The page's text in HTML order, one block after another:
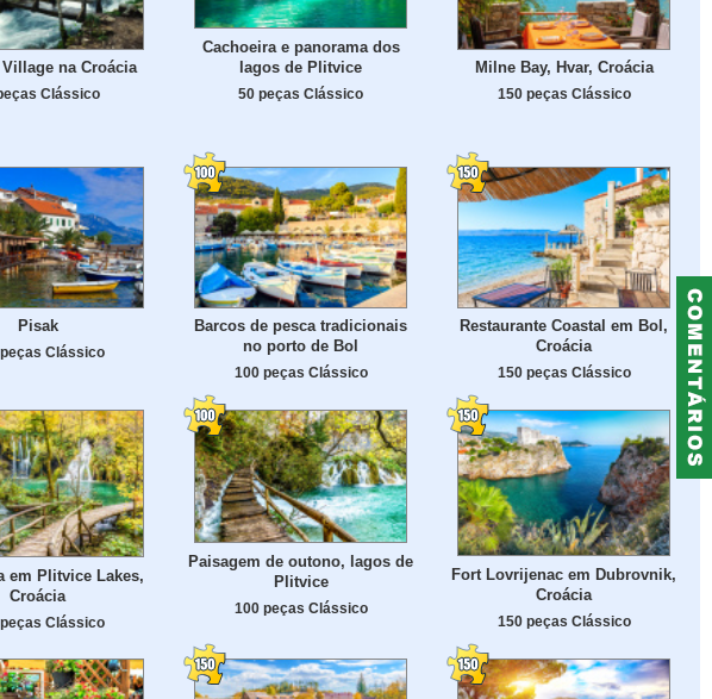
Village na Croácia
Clássico
Cachoeira e panorama dos
lagos de Plitvice
50 peças Clássico
Milne Bay, Hvar, Croácia
150 peças Clássico
Pisak
Clássico
Barcos de pesca tradicionais
no porto de Bol
100 peças Clássico
Restaurante Coastal em Bol,
Croácia
150 peças Clássico
em Plitvice Lakes,
Croácia
Clássico
Paisagem de outono, lagos de
Plitvice
100 peças Clássico
Fort Lovrijenac em Dubrovnik,
Croácia
150 peças Clássico